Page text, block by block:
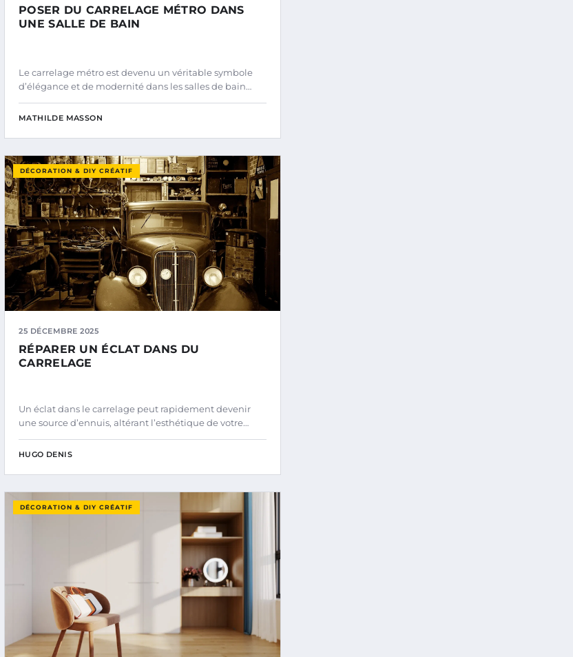
POSER DU CARRELAGE MÉTRO DANS
UNE SALLE DE BAIN
Le carrelage métro est devenu un véritable symbole
d’élégance et de modernité dans les salles de bain…
MATHILDE MASSON
DÉCORATION & DIY CRÉATIF
25 DÉCEMBRE 2025
RÉPARER UN ÉCLAT DANS DU
CARRELAGE
Un éclat dans le carrelage peut rapidement devenir
une source d’ennuis, altérant l’esthétique de votre…
HUGO DENIS
DÉCORATION & DIY CRÉATIF